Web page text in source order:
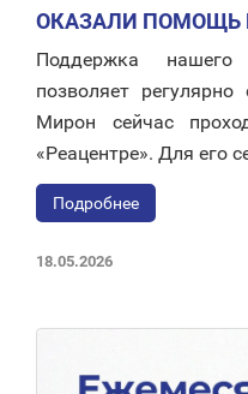
ОКАЗАЛИ ПОМОЩЬ
Поддержка нашего
позволяет
Мирон сейчас
«Реацентре». Для его
Подробнее
18.05.2026